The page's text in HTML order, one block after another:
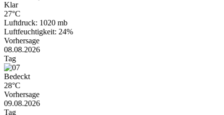
Klar
27°C
Luftdruck: 1020 mb
Luftfeuchtigkeit: 24%
Vorhersage
08.08.2026
Tag
Bedeckt
28°C
Vorhersage
09.08.2026
Tag